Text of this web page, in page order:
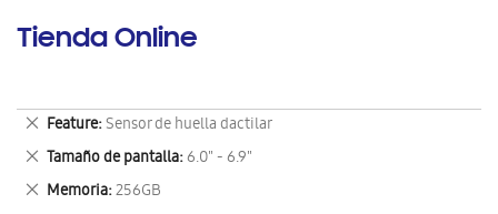
Tienda Online
Feature Sensor de huella dactilar
Eliminar
este
artículo
Tamaño de pantalla 6.0" - 6.9"
Eliminar
este
artículo
Memoria 256GB
Eliminar